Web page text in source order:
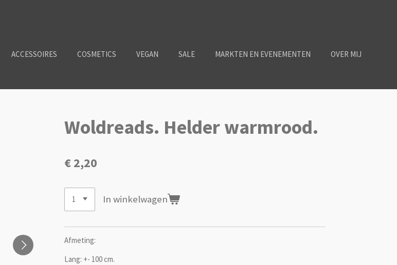
ACCESSOIRES COSMETICS VEGAN SALE MARKTEN EN EVENEMENTEN
OVER MIJ
Woldreads. Helder warmrood.
€ 2,20
In winkelwagen
Afmeting:
Lang: +- 100 cm.